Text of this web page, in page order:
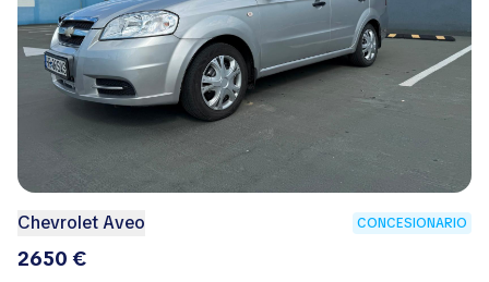
Chevrolet Aveo CONCESIONARIO
2650 €